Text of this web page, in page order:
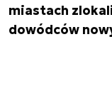
miastach
dowódców